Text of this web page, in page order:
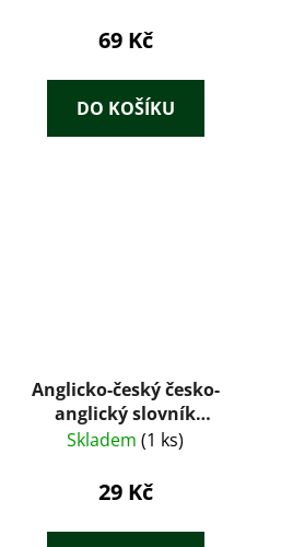
69 Kč
DO KOŠÍKU
Anglicko-český česko-
anglický slovník
gramatika fráze
Skladem (1 ks)
29 Kč